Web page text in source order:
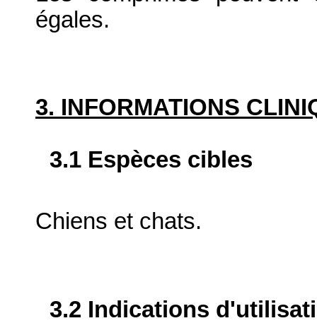
égales.
3. INFORMATIONS
3.1 Espèces cibles
Chiens et chats.
3.2 Indications